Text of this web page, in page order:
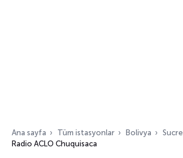
Ana sayfa Tüm istasyonlar Bolivya
Sucre
Radio ACLO Chuquisaca